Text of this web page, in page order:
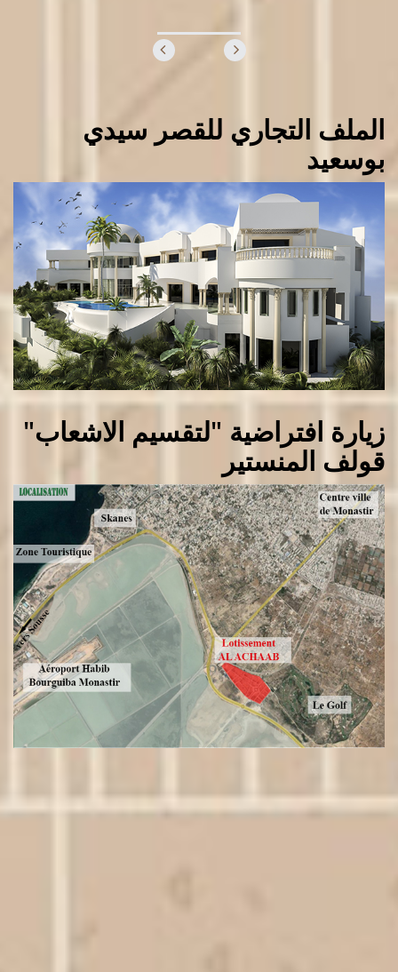
الملف التجاري للقصر سيدي
بوسعيد
زيارة افتراضية "لتقسيم الاشعاب"
قولف المنستير